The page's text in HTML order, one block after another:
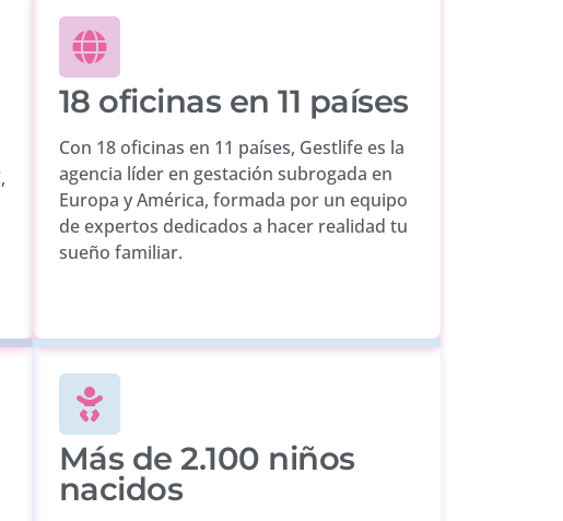
18 oficinas en 11 países
Con 18 oficinas en 11 países, Gestlife es la
agencia líder en gestación subrogada en
Europa y América, formada por un equipo
de expertos dedicados a hacer realidad tu
sueño familiar.
Más de 2.100 niños
nacidos